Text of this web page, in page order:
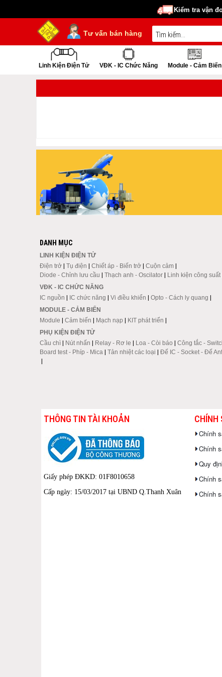
Kiểm tra vận
Tư vấn bán hàng
Linh Kiện Điện Tử VĐK - IC Chức Năng Module - Cảm Biến
DANH MỤC
LINH KIỆN ĐIỆN TỬ
Điện trở| Tụ điện | Chiết áp - Biến trở| Cuộn cảm|
Diode - Chỉnh lưu cầu | Thạch anh - Oscilator| Linh kiện công suất
VĐK - IC CHỨC NĂNG
IC nguồn | IC chức năng | Vi điều khiển | Opto - Cách ly quang |
MODULE - CẢM BIẾN
Module | Cảm biến | Mạch nạp | KIT phát triển |
PHỤ KIỆN ĐIỆN TỬ
Cầu chì| Nút nhấn | Relay - Rơ le | Loa - Còi báo | Công tắc -
Board test - Phíp - Mica | Tản nhiệt các loại | Đế IC - Socket - Đế
|
THÔNG TIN TÀI KHOẢN
Giấy phép ĐKKD: 01F8010658
Cấp ngày: 15/03/2017 tại UBND Q.Thanh Xuân
CHÍNH
Chính
Chính
Quy
Chính
Chính